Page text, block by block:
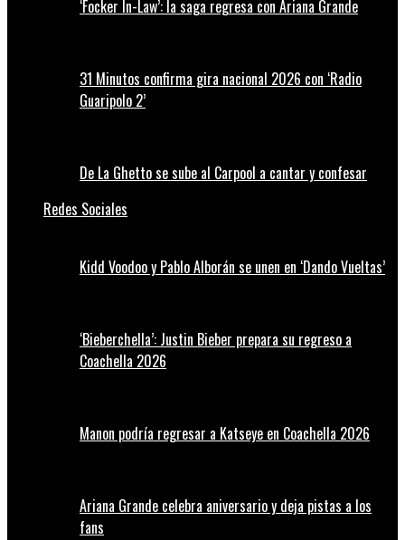
‘Focker In-Law’: la saga regresa con Ariana Grande
31 Minutos confirma gira nacional 2026 con ‘Radio
Guaripolo 2’
De La Ghetto se sube al Carpool a cantar y confesar
Redes Sociales
Kidd Voodoo y Pablo Alborán se unen en ‘Dando Vueltas’
‘Bieberchella’: Justin Bieber prepara su regreso a
Coachella 2026
Manon podría regresar a Katseye en Coachella 2026
Ariana Grande celebra aniversario y deja pistas a los
fans